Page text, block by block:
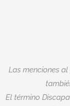
Las menciones
El término